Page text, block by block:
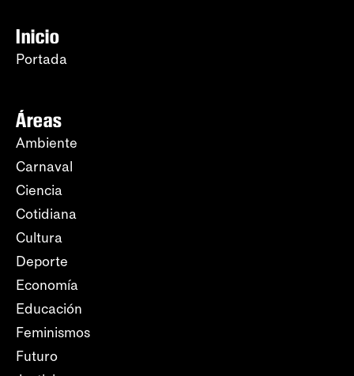
Inicio
Portada
Áreas
Ambiente
Carnaval
Ciencia
Cotidiana
Cultura
Deporte
Economía
Educación
Feminismos
Futuro